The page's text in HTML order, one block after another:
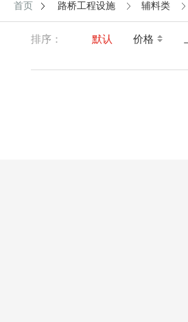
首页 路桥工程设施 辅料类
排序： 默认 价格